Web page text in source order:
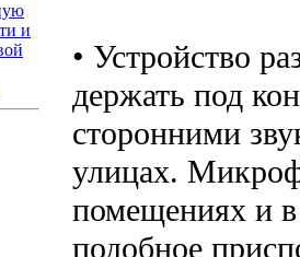
и
• Устройство
держать под
сторонними
улицах.
помещениях и в
подобное